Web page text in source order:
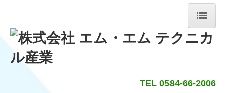
ホーム
会社案内
リンク
TEL 0584-66-2006